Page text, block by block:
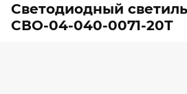
Светодиодный
СВО-04-040-0071-20Т